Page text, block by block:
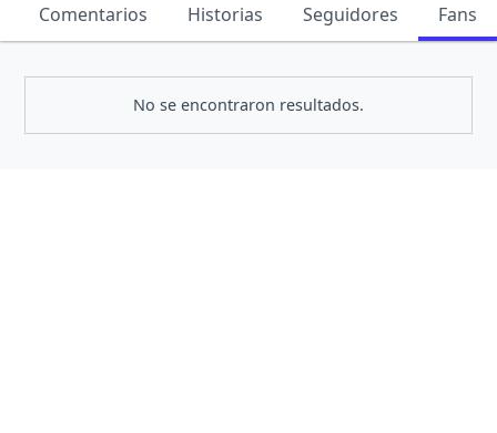
Comentarios Historias Seguidores Fans
No se encontraron resultados.